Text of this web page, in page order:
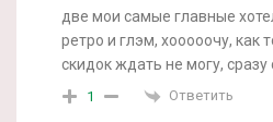
две мои самые главные
ретро и глэм, хооооочу, как
скидок ждать не могу, сразу
1 Ответить